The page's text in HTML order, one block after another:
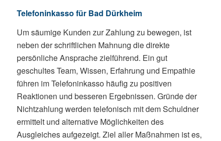
Telefoninkasso für Bad Dürkheim
Um säumige Kunden zur Zahlung zu bewegen, ist
neben der schriftlichen Mahnung die direkte
persönliche Ansprache zielführend. Ein gut
geschultes Team, Wissen, Erfahrung und Empathie
führen im Telefoninkasso häufig zu positiven
Reaktionen und besseren Ergebnissen. Gründe der
Nichtzahlung werden telefonisch mit dem Schuldner
ermittelt und alternative Möglichkeiten des
Ausgleiches aufgezeigt. Ziel aller Maßnahmen ist es,